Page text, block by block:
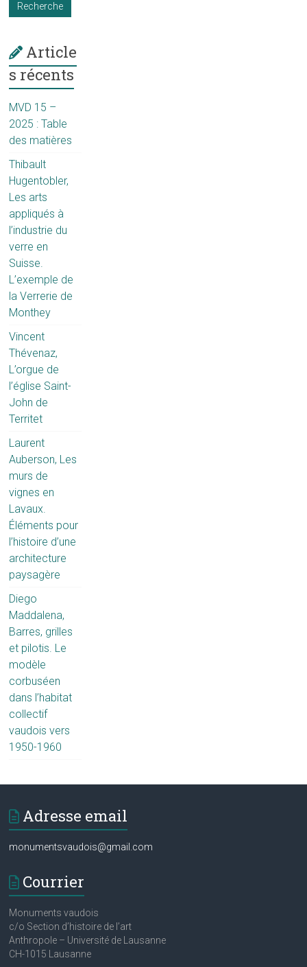
Article
s récents
MVD 15 –
2025 : Table
des matières
Thibault
Hugentobler,
Les arts
appliqués à
l’industrie du
verre en
Suisse.
L’exemple de
la Verrerie de
Monthey
Vincent
Thévenaz,
L’orgue de
l’église Saint-
John de
Territet
Laurent
Auberson, Les
murs de
vignes en
Lavaux.
Éléments pour
l’histoire d’une
architecture
paysagère
Diego
Maddalena,
Barres, grilles
et pilotis. Le
modèle
corbuséen
dans l’habitat
collectif
vaudois vers
1950-1960
Adresse email
monumentsvaudois@gmail.com
Courrier
Monuments vaudois
c/o Section d’histoire de l’art
Anthropole – Université de Lausanne
CH-1015 Lausanne